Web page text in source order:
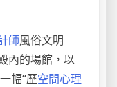
師風俗文明
內的場館，以
幅“歷空間心理